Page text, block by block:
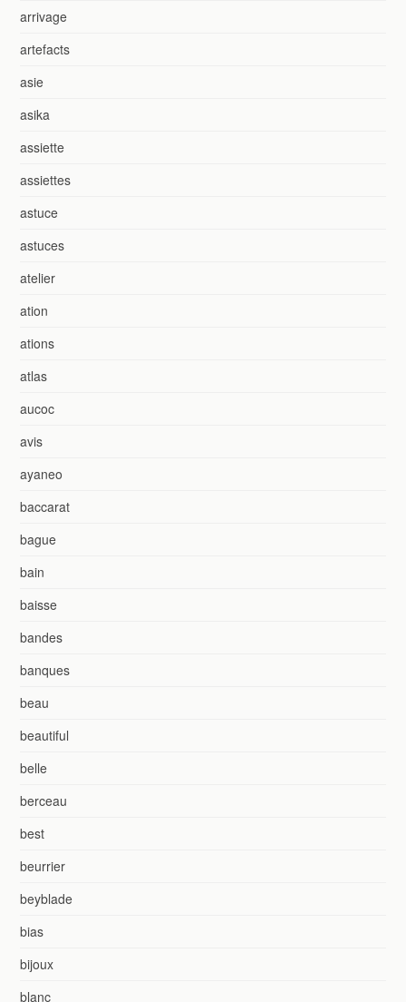
arrivage
artefacts
asie
asika
assiette
assiettes
astuce
astuces
atelier
ation
ations
atlas
aucoc
avis
ayaneo
baccarat
bague
bain
baisse
bandes
banques
beau
beautiful
belle
berceau
best
beurrier
beyblade
bias
bijoux
blanc